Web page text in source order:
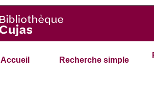
Accueil Recherche simple